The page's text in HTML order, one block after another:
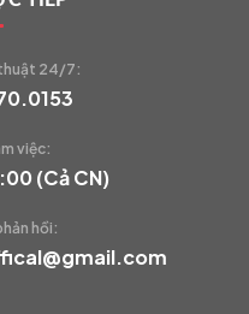
24/7:
việc:
(Cả CN)
hồi: